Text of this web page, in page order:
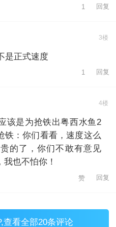
1 回复
3楼
是正式速度
1 回复
4楼
该是为抢铁出粤西水鱼2
铁：你们看看，速度这么
的了，你们不敢有意见
也不怕你！
赞 回复
,查看全部20条评论